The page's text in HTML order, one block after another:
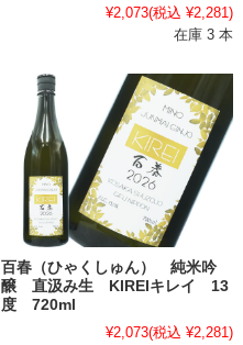
¥2,073(税込 ¥2,281)
在庫 3 本
百春（ひゃくしゅん） 純米吟
醸 直汲み生 KIREIキレイ 13
度 720ml
¥2,073(税込 ¥2,281)